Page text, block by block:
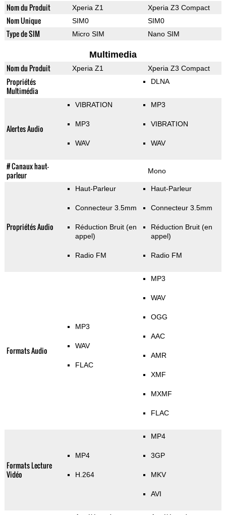
Nom du Produit Xperia Z1 Xperia Z3 Compact
Nom Unique SIM0 SIM0
Type de SIM Micro SIM Nano SIM
Multimedia
Nom du Produit Xperia Z1 Xperia Z3 Compact
Propriétés
Multimédia
DLNA
Alertes Audio
VIBRATION
MP3
WAV
MP3
VIBRATION
WAV
# Canaux haut-
parleur
Mono
Propriétés Audio
Haut-Parleur
Connecteur 3.5mm
Réduction Bruit (en
appel)
Radio FM
Haut-Parleur
Connecteur 3.5mm
Réduction Bruit (en
appel)
Radio FM
Formats Audio
MP3
WAV
FLAC
MP3
WAV
OGG
AAC
AMR
XMF
MXMF
FLAC
Formats Lecture
Vidéo
MP4
H.264
MP4
3GP
MKV
AVI